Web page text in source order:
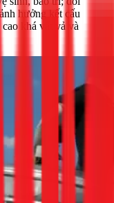
hưởng kết cấu
khá vất vả và